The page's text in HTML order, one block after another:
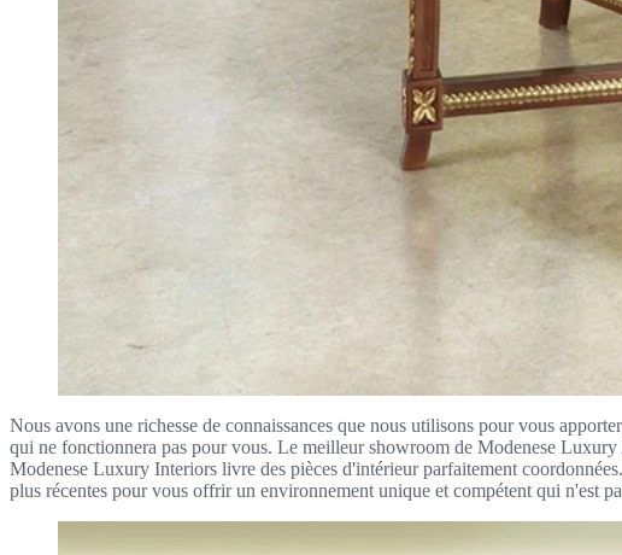
Nous avons une richesse de connaissances que nous utilisons pour vous
qui ne fonctionnera pas pour vous. Le meilleur showroom de Modenese
Modenese Luxury Interiors livre des pièces d'intérieur parfaitement
plus récentes pour vous offrir un environnement unique et compétent qui n'est